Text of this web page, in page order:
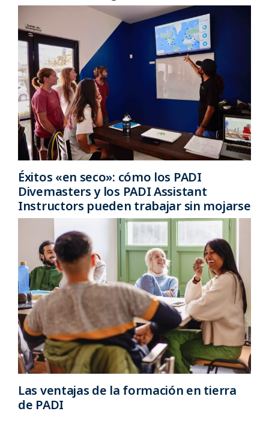
Éxitos «en seco»: cómo los PADI
Divemasters y los PADI Assistant
Instructors pueden trabajar sin mojarse
Las ventajas de la formación en tierra
de PADI